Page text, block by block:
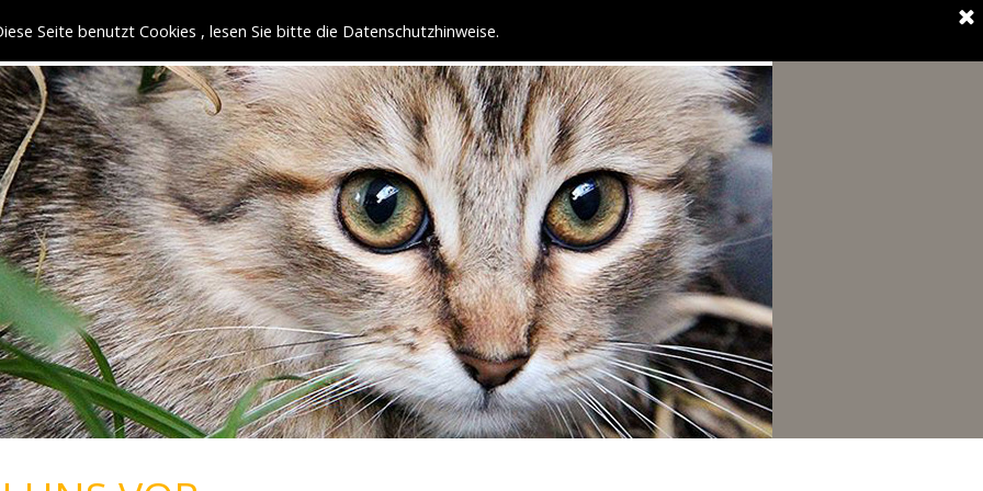
Seite benutzt Cookies , lesen Sie bitte die Datenschutzhinweise.
HOME ÜBER UNS KATZEN